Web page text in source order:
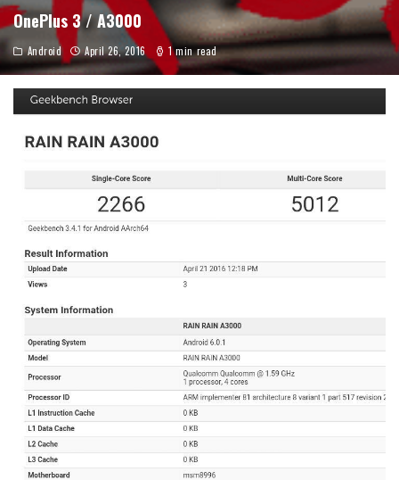
OnePlus 3 / A3000
Android April 26, 2016 1 min read